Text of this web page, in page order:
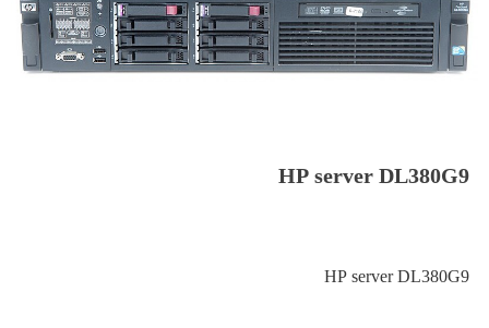
HP server DL380G9
HP server DL380G9